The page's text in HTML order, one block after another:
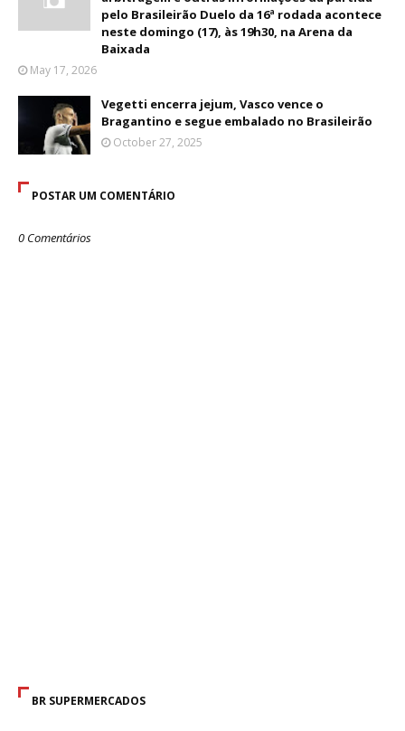
pelo Brasileirão Duelo da 16ª rodada acontece
neste domingo (17), às 19h30, na Arena da
Baixada
May 17, 2026
Vegetti encerra jejum, Vasco vence o
Bragantino e segue embalado no Brasileirão
October 27, 2025
POSTAR UM COMENTÁRIO
0 Comentários
BR SUPERMERCADOS